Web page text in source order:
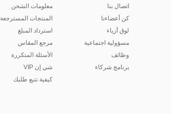
اتصال بنا
كن أعضاءنا
لوق أزياء
مسؤولية اجتماعية
وظائف
برنامج شركاء
معلومات الشحن
المنتجات المسترجعة
استرداد المبلغ
مرجع المقاس
الأسئلة المتكررة
شي إن VIP
كيفية تتبع طلبك